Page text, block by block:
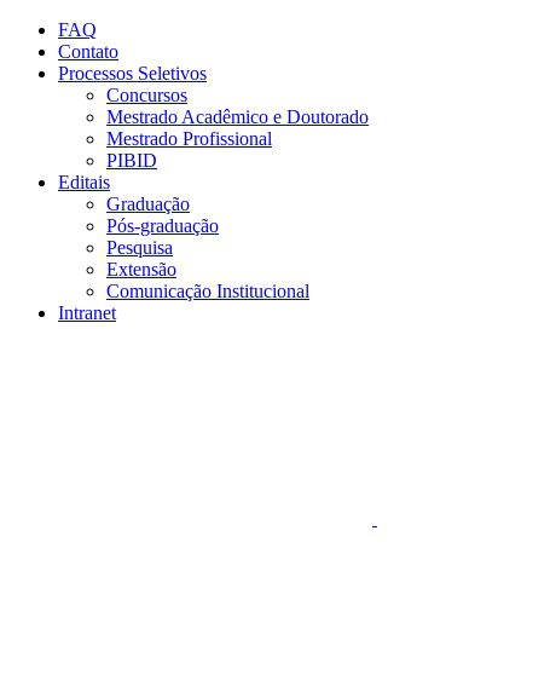
Conteúdo principal
FAQ
Contato
Processos Seletivos
Concursos
Mestrado Acadêmico e Doutorado
Mestrado Profissional
PIBID
Editais
Graduação
Pós-graduação
Pesquisa
Extensão
Comunicação Institucional
Intranet